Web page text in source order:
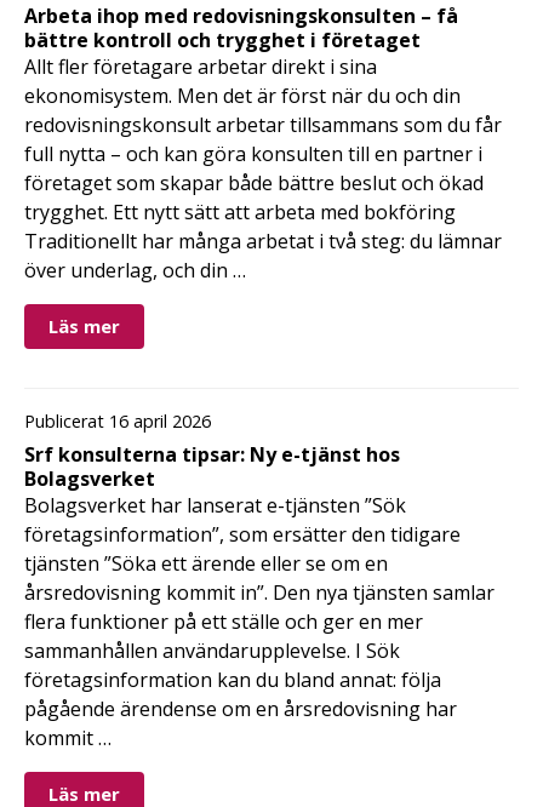
Arbeta ihop med redovisningskonsulten – få
bättre kontroll och trygghet i företaget
Allt fler företagare arbetar direkt i sina
ekonomisystem. Men det är först när du och din
redovisningskonsult arbetar tillsammans som du får
full nytta – och kan göra konsulten till en partner i
företaget som skapar både bättre beslut och ökad
trygghet. Ett nytt sätt att arbeta med bokföring
Traditionellt har många arbetat i två steg: du lämnar
över underlag, och din …
Läs mer
Publicerat 16 april 2026
Srf konsulterna tipsar: Ny e-tjänst hos
Bolagsverket
Bolagsverket har lanserat e-tjänsten ”Sök
företagsinformation”, som ersätter den tidigare
tjänsten ”Söka ett ärende eller se om en
årsredovisning kommit in”. Den nya tjänsten samlar
flera funktioner på ett ställe och ger en mer
sammanhållen användarupplevelse. I Sök
företagsinformation kan du bland annat: följa
pågående ärendense om en årsredovisning har
kommit …
Läs mer